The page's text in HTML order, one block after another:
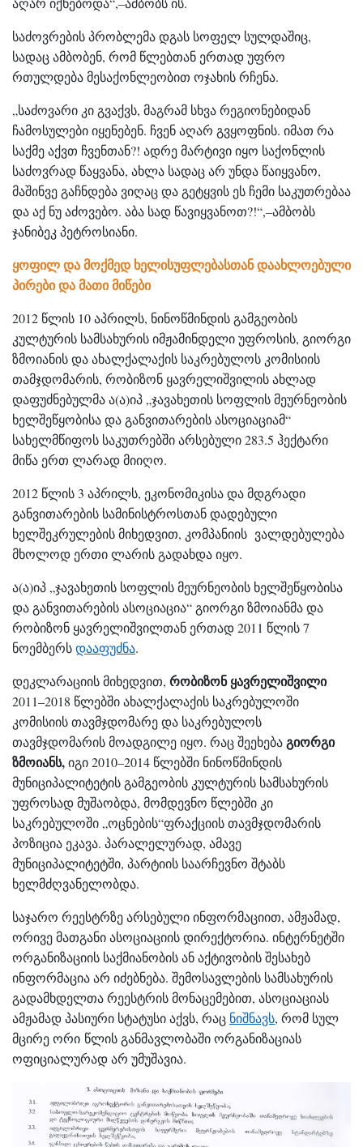
საძოვრების პრობლემა დგას სოფელ სულდაშიც,
სადაც ამბობენ, რომ წლებთან ერთად უფრო
რთულდება მესაქონლეობით ოჯახის რჩენა.
„საძოვარი კი გვაქვს, მაგრამ სხვა რეგიონებიდან
ჩამოსულები იყენებენ. ჩვენ აღარ გვყოფნის. იმათ რა
საქმე აქვთ ჩვენთან?! ადრე მარტივი იყო საქონლის
საძოვრად წაყვანა, ახლა სადაც არ უნდა წაიყვანო,
მაშინვე გაჩნდება ვიღაც და გეტყვის ეს ჩემი საკუთრებაა
და აქ ნუ აძოვებო. აბა სად წავიყვანოთ?!“,–ამბობს
ჯანიბეკ პეტროსიანი.
ყოფილ და მოქმედ ხელისუფლებასთან დაახლოებული
პირები და მათი მიწები
2012 წლის 10 აპრილს, ნინოწმინდის გამგეობის
კულტურის სამსახურის იმჟამინდელი უფროსის, გიორგი
ზმოიანის და ახალქალაქის საკრებულოს კომისიის
თამჯდომარის, რობიზონ ყავრელიშვილის ახლად
დაფუძნებულმა ა(ა)იპ „ჯავახეთის სოფლის მეურნეობის
ხელშეწყობისა და განვითარების ასოციაციამ“
სახელმწიფოს საკუთრებში არსებული 283.5 ჰექტარი
მიწა ერთ ლარად მიიღო.
2012 წლის 3 აპრილს, ეკონომიკისა და მდგრადი
განვითარების სამინისტროსთან დადებული
ხელშეკრულების მიხედვით, კომპანიის ვალდებულება
მხოლოდ ერთი ლარის გადახდა იყო.
ა(ა)იპ „ჯავახეთის სოფლის მეურნეობის ხელშეწყობისა
და განვითარების ასოციაცია“ გიორგი ზმოიანმა და
რობიზონ ყავრელიშვილთან ერთად 2011 წლის 7
ნოემბერსდააფუძნა.
დეკლარაციის მიხედვით, რობიზონ ყავრელიშვილი
2011–2018 წლებში ახალქალაქის საკრებულოში
კომისიის თავმჯდომარე და საკრებულოს
თავმჯდომარის მოადგილე იყო. რაც შეეხებაგიორგი
ზმოიანს,იგი 2010–2014 წლებში ნინოწმინდის
მუნიციპალიტეტის გამგეობის კულტურის სამსახურის
უფროსად მუშაობდა, მომდევნო წლებში კი
საკრებულოში „ოცნების“ფრაქციის თავმჯდომარის
პოზიცია ეკავა. პარალელურად, ამავე
მუნიციპალიტეტში, პარტიის საარჩევნო შტაბს
ხელმძღვანელობდა.
საჯარო რეესტრზე არსებული ინფორმაციით, ამჟამად,
ორივე მათგანი ასოციაციის დირექტორია. ინტერნეტში
ორგანიზაციის საქმიანობის ან აქტივობის შესახებ
ინფორმაცია არ იძებნება. შემოსავლების სამსახურის
გადამხდელთა რეესტრის მონაცემებით, ასოციაციას
ამჟამად პასიური სტატუსი აქვს, რაც ნიშნავს, რომ სულ
მცირე ორი წლის განმავლობაში ორგანიზაციას
ოფიციალურად არ უმუშავია.